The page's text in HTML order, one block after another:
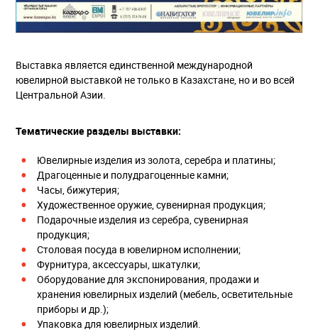
Выставка является единственной международной
ювелирной выставкой не только в Казахстане, но и во всей
Центральной Азии.
Тематические разделы выставки:
Ювелирные изделия из золота, серебра и платины;
Драгоценные и полудрагоценные камни;
Часы, бижутерия;
Художественное оружие, сувенирная продукция;
Подарочные изделия из серебра, сувенирная
продукция;
Столовая посуда в ювелирном исполнении;
Фурнитура, аксессуары, шкатулки;
Оборудование для экспонирования, продажи и
хранения ювелирных изделий (мебель, осветительные
приборы и др.);
Упаковка для ювелирных изделий.